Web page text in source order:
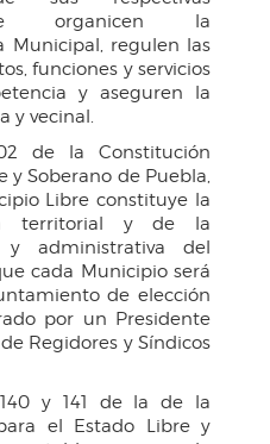
organicen la
Municipal, regulen las
funciones y servicios
y aseguren la
y vecinal.
de la Constitución
y Soberano de Puebla,
Libre constituye la
territorial y de la
y administrativa del
cada Municipio será
de elección
por un Presidente
Regidores y Síndicos
y 141 de la de la
el Estado Libre y